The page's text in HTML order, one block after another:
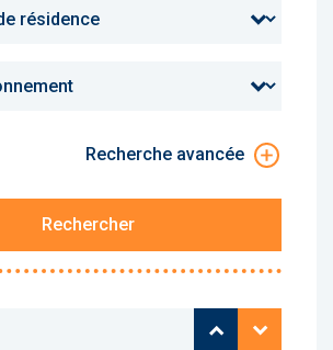
Recherche avancée
Rechercher
Prix croissant
Prix